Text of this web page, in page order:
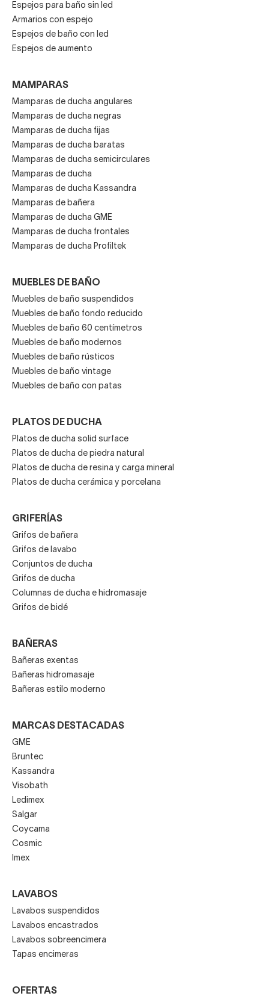
Espejos para baño sin led
Armarios con espejo
Espejos de baño con led
Espejos de aumento
MAMPARAS
Mamparas de ducha angulares
Mamparas de ducha negras
Mamparas de ducha fijas
Mamparas de ducha baratas
Mamparas de ducha semicirculares
Mamparas de ducha
Mamparas de ducha Kassandra
Mamparas de bañera
Mamparas de ducha GME
Mamparas de ducha frontales
Mamparas de ducha Profiltek
MUEBLES DE BAÑO
Muebles de baño suspendidos
Muebles de baño fondo reducido
Muebles de baño 60 centímetros
Muebles de baño modernos
Muebles de baño rústicos
Muebles de baño vintage
Muebles de baño con patas
PLATOS DE DUCHA
Platos de ducha solid surface
Platos de ducha de piedra natural
Platos de ducha de resina y carga mineral
Platos de ducha cerámica y porcelana
GRIFERÍAS
Grifos de bañera
Grifos de lavabo
Conjuntos de ducha
Grifos de ducha
Columnas de ducha e hidromasaje
Grifos de bidé
BAÑERAS
Bañeras exentas
Bañeras hidromasaje
Bañeras estilo moderno
MARCAS DESTACADAS
GME
Bruntec
Kassandra
Visobath
Ledimex
Salgar
Coycama
Cosmic
Imex
LAVABOS
Lavabos suspendidos
Lavabos encastrados
Lavabos sobreencimera
Tapas encimeras
OFERTAS